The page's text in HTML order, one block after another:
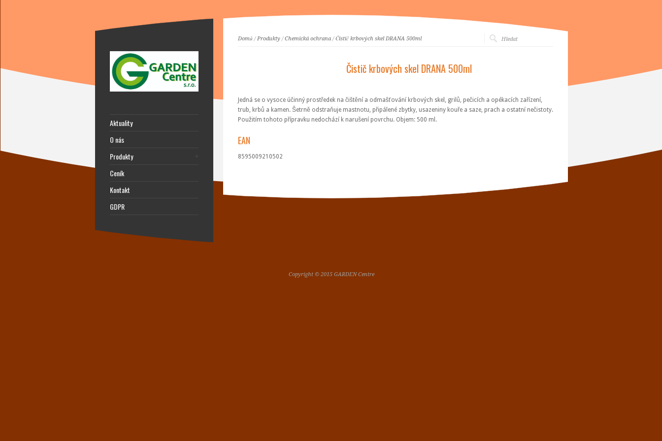
Domů /Produkty/Chemická ochrana/Čistič krbových skel DRANA 500ml
Čistič krbových skel DRANA 500ml
Jedná se o vysoce účinný prostředek na čištění a odmašťování krbových skel, grilů, pečicích a opékacích zařízení,
trub, krbů a kamen. Šetrně odstraňuje mastnotu, připálené zbytky, usazeniny kouře a saze, prach a ostatní nečistoty.
Použitím tohoto přípravku nedochází k narušení povrchu. Objem: 500 ml.
EAN
8595009210502
Aktuality
O nás
Produkty
Ceník
Kontakt
GDPR
Copyright © 2015 GARDEN Centre